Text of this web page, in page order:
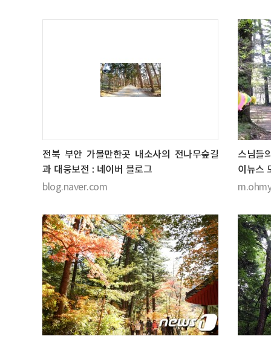
전북 부안 가볼만한곳 내소사의 전나무숲길
과 대웅보전 : 네이버 블로그
blog.naver.com
스님들
이뉴스